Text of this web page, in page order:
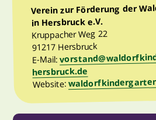
Kindergärten
Angebote
Kontakt
Verein zur Förderung der
in Hersbruck e.V.
Kruppacher Weg 22
91217 Hersbruck
E-Mail:
hersbruck.de
Website: